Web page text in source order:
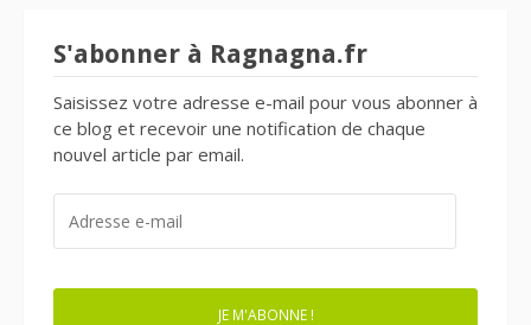
S'abonner à Ragnagna.fr
Saisissez votre adresse e-mail pour vous abonner à
ce blog et recevoir une notification de chaque
nouvel article par email.
MAIL
JE M'ABONNE !